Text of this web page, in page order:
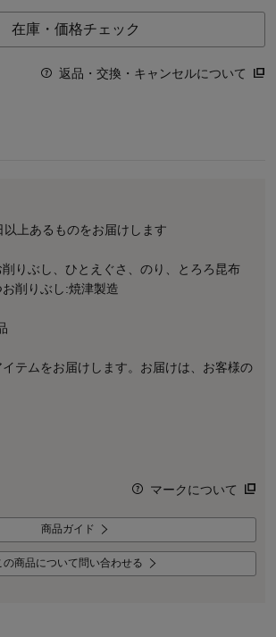
在庫・価格チェック
返品・交換・キャンセルについて
上あるものをお届けします
りぶし、ひとえぐさ、のり、とろろ昆布
削りぶし:焼津製造
テムをお届けします。お届けは、お客様の
マークについて
商品ガイド
の商品について問い合わせる